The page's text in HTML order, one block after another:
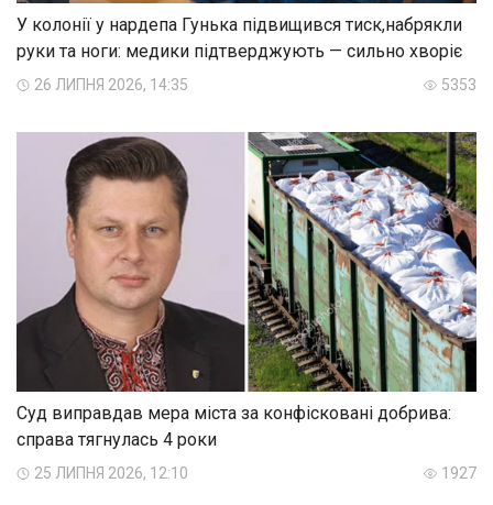
У колонії у нардепа Гунька підвищився тиск,набрякли
руки та ноги: медики підтверджують — сильно хворіє
26 ЛИПНЯ 2026, 14:35 5353
Суд виправдав мера міста за конфісковані добрива:
справа тягнулась 4 роки
25 ЛИПНЯ 2026, 12:10 1927